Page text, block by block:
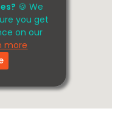
🍪 We
you get
on our
more